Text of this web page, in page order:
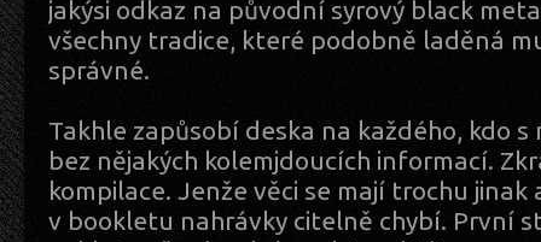
jakýsi odkaz na původní syrový black
všechny tradice, které podobně laděná
správné.
Takhle zapůsobí deska na každého, kdo
bez nějakých kolemjdoucích informací.
kompilace. Jenže věci se mají trochu jinak
v bookletu nahrávky citelně chybí. První